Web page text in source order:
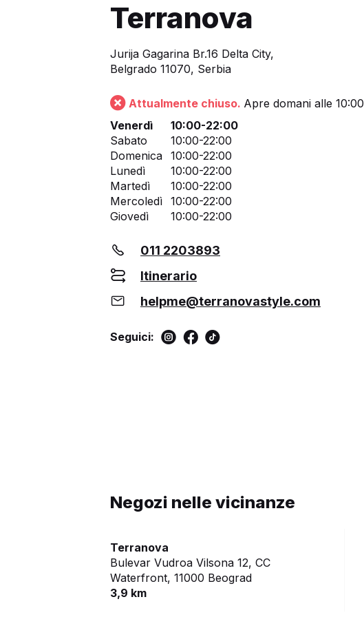
Terranova
Jurija Gagarina Br.16 Delta City,
Belgrado 11070, Serbia
Attualmente chiuso. Apre domani alle 10:00
Venerdì
10:00-22:00
Sabato
10:00-22:00
Domenica 10:00-22:00
Lunedì
10:00-22:00
Martedì
10:00-22:00
Mercoledì 10:00-22:00
Giovedì
10:00-22:00
011 2203893
Itinerario
helpme@terranovastyle.com
Seguici:
Negozi nelle vicinanze
Terranova
Bulevar Vudroa Vilsona 12, CC
Waterfront, 11000 Beograd
3,9 km